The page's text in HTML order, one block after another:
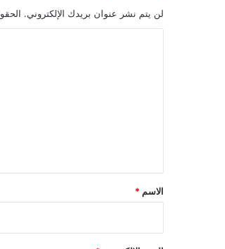
لن يتم نشر عنوان بريدك الإلكتروني.
*
الاسم *